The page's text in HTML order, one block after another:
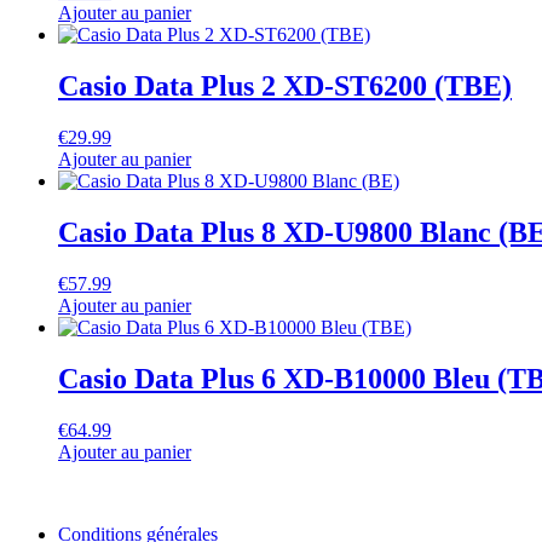
Ajouter au panier
Casio Data Plus 2 XD-ST6200 (TBE)
€29.99
Ajouter au panier
Casio Data Plus 8 XD-U9800 Blanc
€57.99
Ajouter au panier
Casio Data Plus 6 XD-B10000 Bleu
€64.99
Ajouter au panier
Conditions générales